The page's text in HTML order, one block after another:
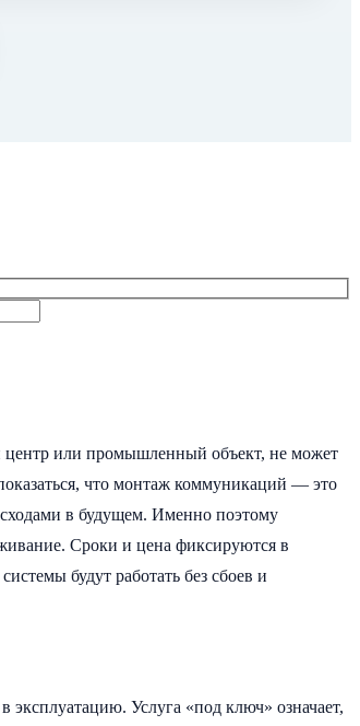
или промышленный объект, не может
что монтаж коммуникаций — это
в будущем. Именно поэтому
Сроки и цена фиксируются в
будут работать без сбоев и
Услуга «под ключ» означает,